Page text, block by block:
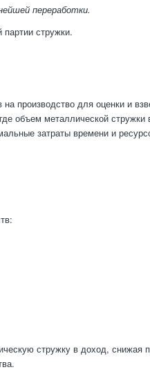
переработки.
стружки.
производство для оценки и
объем металлической стружки
затраты времени и
стружку в доход, снижая